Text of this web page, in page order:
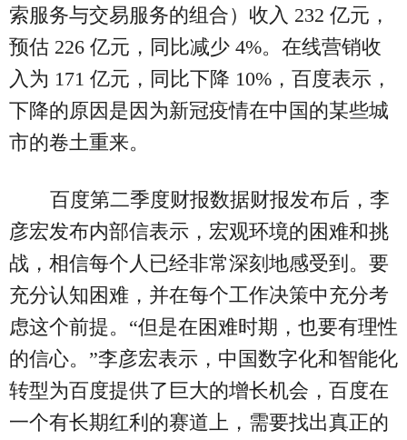
索服务与交易服务的组合）收入 232 亿元，
预估 226 亿元，同比减少 4%。在线营销收
入为 171 亿元，同比下降 10%，百度表示，
下降的原因是因为新冠疫情在中国的某些城
市的卷土重来。
百度第二季度财报数据财报发布后，李
彦宏发布内部信表示，宏观环境的困难和挑
战，相信每个人已经非常深刻地感受到。要
充分认知困难，并在每个工作决策中充分考
虑这个前提。“但是在困难时期，也要有理性
的信心。”李彦宏表示，中国数字化和智能化
转型为百度提供了巨大的增长机会，百度在
一个有长期红利的赛道上，需要找出真正的